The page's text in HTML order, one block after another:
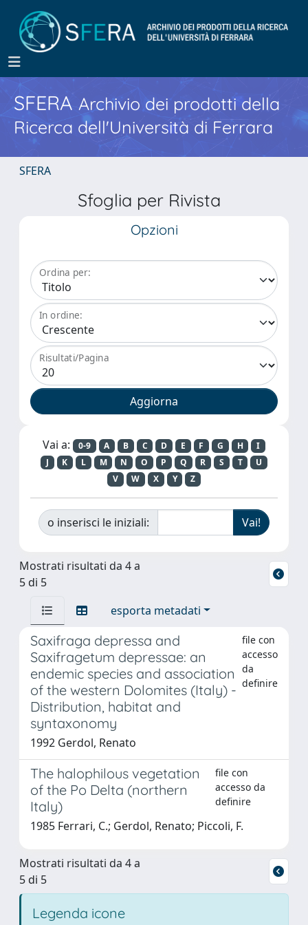
SFERA Archivio dei prodotti della
Ricerca dell'Università di Ferrara
SFERA
Sfoglia per Rivista
Opzioni
Ordina per:
In ordine:
Risultati/Pagina
Vai a: 0-9 A B C D E F G H
I
J
K L M N O P Q R S T
U
V
W X Y Z
o inserisci le iniziali:
Mostrati risultati da 4 a
5 di 5
esporta metadati
Saxifraga depressa and
Saxifragetum depressae: an
endemic species and association
of the western Dolomites (Italy) -
Distribution, habitat and
syntaxonomy
file con
accesso
da
definire
1992 Gerdol, Renato
The halophilous vegetation
of the Po Delta (northern
Italy)
file con
accesso da
definire
1985 Ferrari, C.; Gerdol, Renato; Piccoli, F.
Mostrati risultati da 4 a
5 di 5
Legenda icone